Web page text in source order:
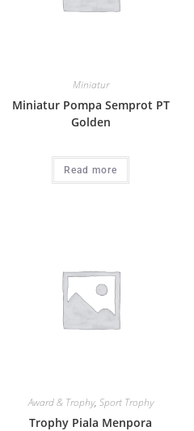
Miniatur
Miniatur Pompa Semprot PT
Golden
Read more
Award & Trophy, Sport Trophy
Trophy Piala Menpora